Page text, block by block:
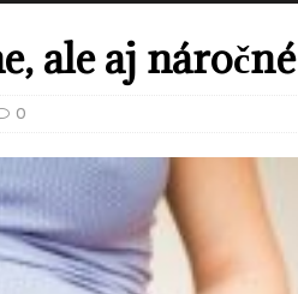
ale aj náročné
0